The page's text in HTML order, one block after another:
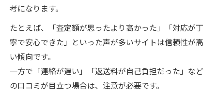
考になります。
たとえば、「査定額が思ったより高かった」「対応が丁
寧で安心できた」といった声が多いサイトは信頼性が高
い傾向です。
一方で「連絡が遅い」「返送料が自己負担だった」など
の口コミが目立つ場合は、注意が必要です。